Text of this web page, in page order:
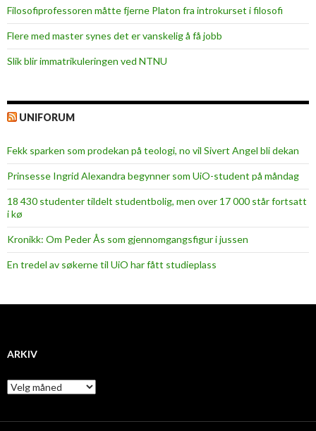
Filosofiprofessoren måtte fjerne Platon fra introkurset i filosofi
Flere med master synes det er vanskelig å få jobb
Slik blir immatrikuleringen ved NTNU
UNIFORUM
Fekk sparken som prodekan på teologi, no vil Sivert Angel bli dekan
Prinsesse Ingrid Alexandra begynner som UiO-student på måndag
18 430 studenter tildelt studentbolig, men over 17 000 står fortsatt
i kø
Kronikk: Om Peder Ås som gjennomgangsfigur i jussen
En tredel av søkerne til UiO har fått studieplass
ARKIV
A
r
i